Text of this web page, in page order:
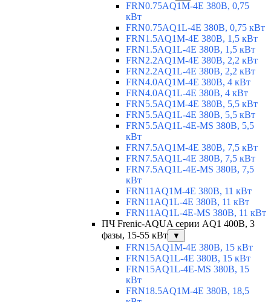
FRN0.75AQ1M-4E 380В, 0,75
кВт
FRN0.75AQ1L-4E 380В, 0,75 кВт
FRN1.5AQ1M-4E 380В, 1,5 кВт
FRN1.5AQ1L-4E 380В, 1,5 кВт
FRN2.2AQ1M-4E 380В, 2,2 кВт
FRN2.2AQ1L-4E 380В, 2,2 кВт
FRN4.0AQ1M-4E 380В, 4 кВт
FRN4.0AQ1L-4E 380В, 4 кВт
FRN5.5AQ1M-4E 380В, 5,5 кВт
FRN5.5AQ1L-4E 380В, 5,5 кВт
FRN5.5AQ1L-4E-MS 380В, 5,5
кВт
FRN7.5AQ1M-4E 380В, 7,5 кВт
FRN7.5AQ1L-4E 380В, 7,5 кВт
FRN7.5AQ1L-4E-MS 380В, 7,5
кВт
FRN11AQ1M-4E 380В, 11 кВт
FRN11AQ1L-4E 380В, 11 кВт
FRN11AQ1L-4E-MS 380В, 11 кВт
ПЧ Frenic-AQUA серии AQ1 400В, 3
фазы, 15-55 кВт
▼
FRN15AQ1M-4E 380В, 15 кВт
FRN15AQ1L-4E 380В, 15 кВт
FRN15AQ1L-4E-MS 380В, 15
кВт
FRN18.5AQ1M-4E 380В, 18,5